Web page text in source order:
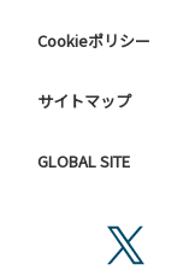
Cookieポリシー
サイトマップ
GLOBAL SITE